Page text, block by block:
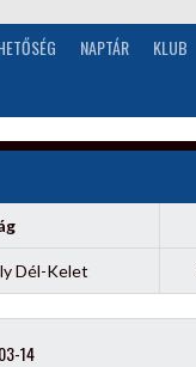
NAPTÁR KLUB
Dél-Kelet
14